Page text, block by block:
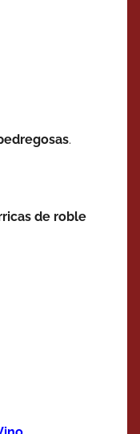
.
de roble